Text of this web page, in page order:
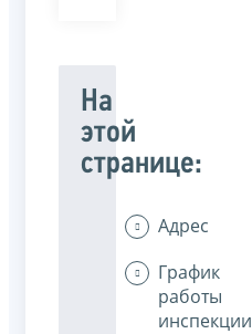
На
этой
странице:
Адрес
График
работы
инспекции